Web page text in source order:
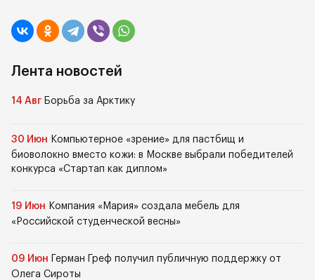
Лента новостей
14 Авг Борьба за Арктику
30 Июн Компьютерное «зрение» для пастбищ и
биоволокно вместо кожи: в Москве выбрали победителей
конкурса «Стартап как диплом»
19 Июн Компания «Мария» создала мебель для
«Российской студенческой весны»
09 Июн
Герман Греф получил публичную поддержку от
Олега Сироты